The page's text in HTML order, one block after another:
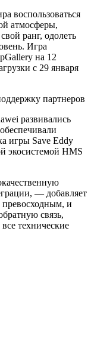
воспользоваться
атмосферы,
ранг, одолеть
Игра
на 12
с 29 января
партнеров
развивались
игры Save Eddy
экосистемой HMS
— добавляет
и
связь,
технические